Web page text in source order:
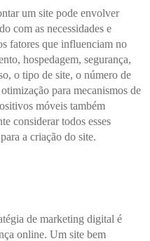
um site pode envolver
com as necessidades e
fatores que influenciam no
hospedagem, segurança,
o tipo de site, o número de
para mecanismos de
móveis também
considerar todos esses
a criação do site.
de marketing digital é
online. Um site bem